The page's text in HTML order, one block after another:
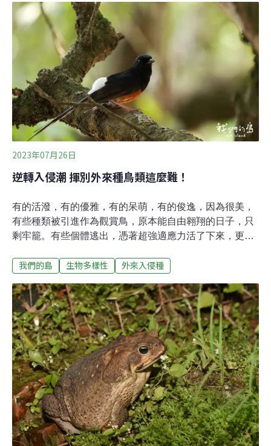
破壞這個目標。報告雖然預估外來入侵種的數量還會增
加，但運用適當的策略，仍有機會在外來種擴張前加以預
防或控制，減少危害。超過1200次區域性生物滅絕 經濟損
失超過千億美元為提供各國對抗外來種入侵的所需的證據
與策略，聯合國旗下，由143成員國組成的生物多樣性研
究機構「跨政府生物多樣性與生態系服務平台」
（IPBES）在德國波昂召開大會，2日批准《外來入侵種
暨控制評估報告》（the Assessment Report on Invasive
Alien Species and the
2023年07月26日
逆轉入侵潮 揮別外來種鳥類這麼難！
有的活潑，有的優雅，有的呆萌，有的俊逸，因為很美，
有些種類被引進作為觀賞鳥，原本能自由翱翔的日子，只
剩牢籠。有些個體逃出，憑著超強適應力活了下來，更強
對台灣的環境來說，這是外來種入侵。白頭翁，綠繡眼、
較常看到的是白尾八哥和家八哥。這兩種八哥都是外來
種，因為能學說話，被引入作為寵物鳥，數十年前從籠中
逸出，落地生根。椋鳥科外來種 成長數量驚人根據特生中
心繁殖鳥類大調查，2011年到2021年的族群趨勢，家八哥
成長將近400%，白尾八哥成長大約213%。另一種黑領椋
鳥，則是常在河濱出沒，近十年成長637%。另一種和牠
們同屬椋鳥科的亞洲輝椋鳥，成長幅度更驚人，高達
4407%。跟著中華鳥會秘書長呂翊維的腳步，我們來到位
在台北市的國父紀念館，有樹，有水池，還有亞洲輝椋鳥
繁殖時最需要的建築縫隙。呂翊維說
我們的島 生物多樣性 外來入侵種